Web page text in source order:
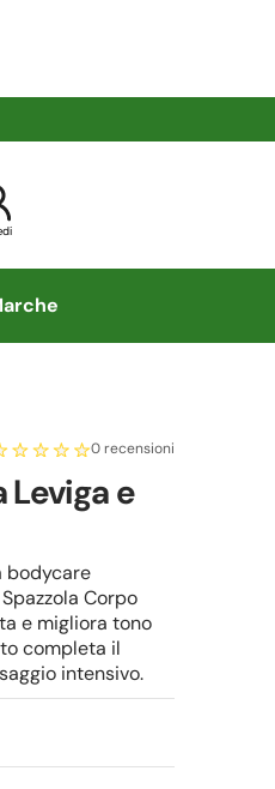
0 recensioni
e
bodycare
Corpo
e migliora tono
completa il
intensivo.